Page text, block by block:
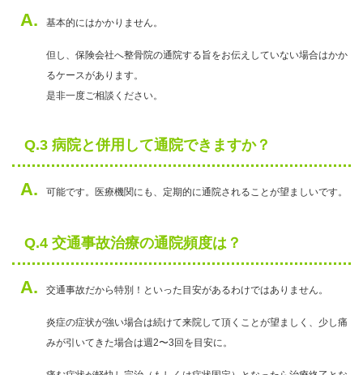
A. 基本的にはかかりません。
但し、保険会社へ整骨院の通院する旨をお伝えしていない場合はかか
るケースがあります。
是非一度ご相談ください。
Q.3 病院と併用して通院できますか？
A. 可能です。医療機関にも、定期的に通院されることが望ましいです。
Q.4 交通事故治療の通院頻度は？
A. 交通事故だから特別！といった目安があるわけではありません。
炎症の症状が強い場合は続けて来院して頂くことが望ましく、少し痛
みが引いてきた場合は週2〜3回を目安に。